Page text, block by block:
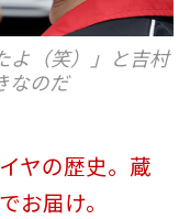
よ（笑）」と吉村
なのだ
ヤの歴史。蔵
お届け。